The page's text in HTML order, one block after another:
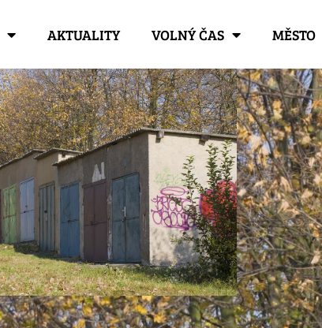
AKTUALITY VOLNÝ ČAS MĚSTO